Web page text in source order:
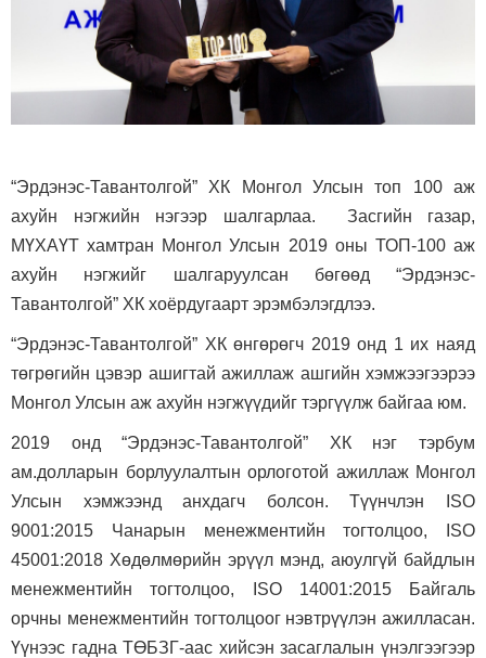
“Эрдэнэс-Тавантолгой” ХК Монгол Улсын топ 100 аж
ахуйн нэгжийн нэгээр шалгарлаа. Засгийн газар,
МҮХАҮТ хамтран Монгол Улсын 2019 оны ТОП-100 аж
ахуйн нэгжийг шалгаруулсан бөгөөд “Эрдэнэс-
Тавантолгой” ХК хоёрдугаарт эрэмбэлэгдлээ.
“Эрдэнэс-Тавантолгой” ХК өнгөрөгч 2019 онд 1 их наяд
төгрөгийн цэвэр ашигтай ажиллаж ашгийн хэмжээгээрээ
Монгол Улсын аж ахуйн нэгжүүдийг тэргүүлж байгаа юм.
2019 онд “Эрдэнэс-Тавантолгой” ХК нэг тэрбум
ам.долларын борлуулалтын орлоготой ажиллаж Монгол
Улсын хэмжээнд анхдагч болсон. Түүнчлэн ISO
9001:2015 Чанарын менежментийн тогтолцоо, ISO
45001:2018 Хөдөлмөрийн эрүүл мэнд, аюулгүй байдлын
менежментийн тогтолцоо, ISO 14001:2015 Байгаль
орчны менежментийн тогтолцоог нэвтрүүлэн ажилласан.
Үүнээс гадна ТӨБЗГ-аас хийсэн засаглалын үнэлгээгээр